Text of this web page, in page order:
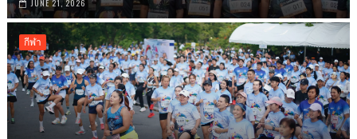
JUNE 21, 2026
กีฬา